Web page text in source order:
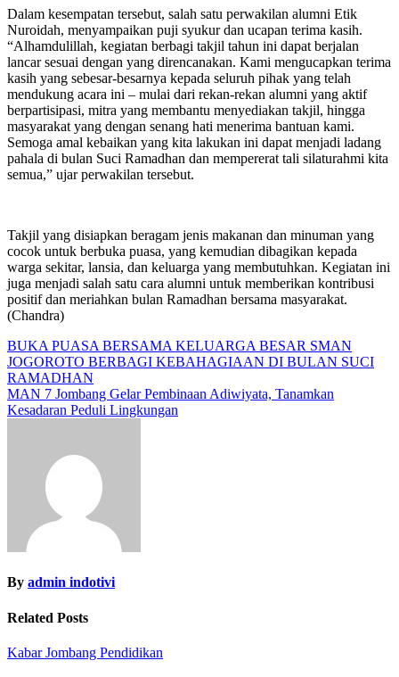
Dalam kesempatan tersebut, salah satu perwakilan alumni Etik
Nuroidah, menyampaikan puji syukur dan ucapan terima kasih.
“Alhamdulillah, kegiatan berbagi takjil tahun ini dapat berjalan
lancar sesuai dengan yang direncanakan. Kami mengucapkan terima
kasih yang sebesar-besarnya kepada seluruh pihak yang telah
mendukung acara ini – mulai dari rekan-rekan alumni yang aktif
berpartisipasi, mitra yang membantu menyediakan takjil, hingga
masyarakat yang dengan senang hati menerima bantuan kami.
Semoga amal kebaikan yang kita lakukan ini dapat menjadi ladang
pahala di bulan Suci Ramadhan dan mempererat tali silaturahmi kita
semua,” ujar perwakilan tersebut.
Takjil yang disiapkan beragam jenis makanan dan minuman yang
cocok untuk berbuka puasa, yang kemudian dibagikan kepada
warga sekitar, lansia, dan keluarga yang membutuhkan. Kegiatan ini
juga menjadi salah satu cara alumni untuk memberikan kontribusi
positif dan meriahkan bulan Ramadhan bersama masyarakat.
(Chandra)
Navigasi
pos
BUKA PUASA BERSAMA KELUARGA BESAR SMAN
JOGOROTO BERBAGI KEBAHAGIAAN DI BULAN SUCI
RAMADHAN
MAN 7 Jombang Gelar Pembinaan Adiwiyata, Tanamkan
Kesadaran Peduli Lingkungan
By admin indotivi
Related Posts
Kabar Jombang Pendidikan